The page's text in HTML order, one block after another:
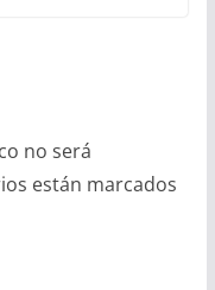
no será
están marcados